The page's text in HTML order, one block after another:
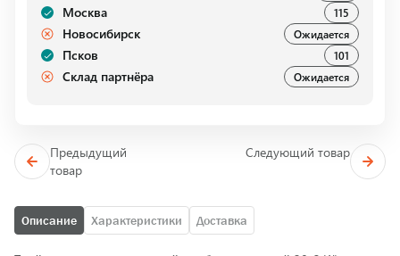
Описание Характеристики Доставка
Москва 115
Новосибирск Ожидается
Псков 101
Склад партнёра Ожидается
Предыдущий
товар
Следующий товар